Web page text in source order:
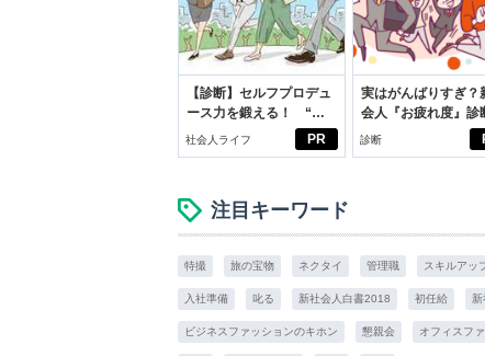
PR
【診断】セルフプロデュ
ース力を鍛える！ “ジ
ブン観”診断
社会人ライフ
実はがんばりすぎ？
会人『お疲れ度』診
診断
注目キーワード
特撮 旅の宝物 ネクタイ 管理職 スキルアッ
入社準備 叱る 新社会人白書2018 初任給
ビジネスファッションのキホン 懇親会 オフィスフ